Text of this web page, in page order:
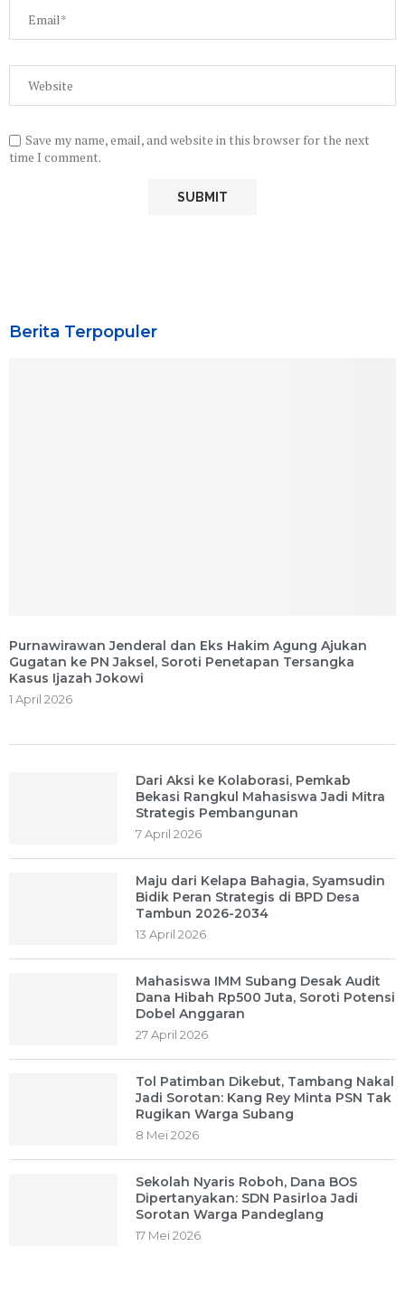
Save my name, email, and website in this browser for the next
time I comment.
Berita Terpopuler
Purnawirawan Jenderal dan Eks Hakim Agung Ajukan
Gugatan ke PN Jaksel, Soroti Penetapan Tersangka
Kasus Ijazah Jokowi
1 April 2026
Dari Aksi ke Kolaborasi, Pemkab
Bekasi Rangkul Mahasiswa Jadi Mitra
Strategis Pembangunan
7 April 2026
Maju dari Kelapa Bahagia, Syamsudin
Bidik Peran Strategis di BPD Desa
Tambun 2026-2034
13 April 2026
Mahasiswa IMM Subang Desak Audit
Dana Hibah Rp500 Juta, Soroti Potensi
Dobel Anggaran
27 April 2026
Tol Patimban Dikebut, Tambang Nakal
Jadi Sorotan: Kang Rey Minta PSN Tak
Rugikan Warga Subang
8 Mei 2026
Sekolah Nyaris Roboh, Dana BOS
Dipertanyakan: SDN Pasirloa Jadi
Sorotan Warga Pandeglang
17 Mei 2026